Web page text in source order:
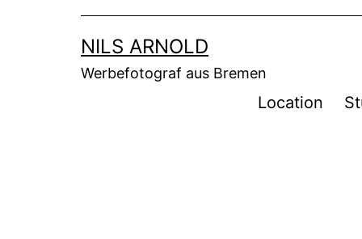
NILS ARNOLD
Werbefotograf aus Bremen
Location